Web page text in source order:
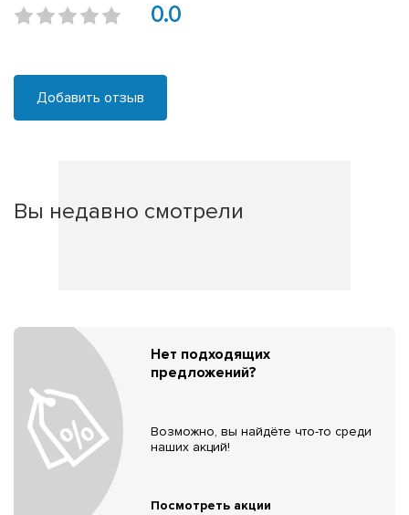
0.0
Добавить отзыв
Вы недавно смотрели
Нет подходящих
предложений?
Возможно, вы найдёте что-то среди
наших акций!
Посмотреть акции